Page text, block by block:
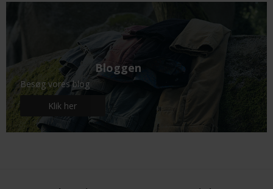
Bloggen
Besøg vores blog
Klik her